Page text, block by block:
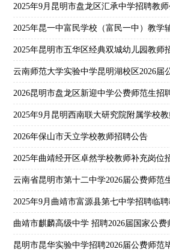
2025年9月昆明市盘龙区汇承中学招聘教
2025年昆一中富民学校（富民一中）教学
2025年昆明市五华区经典双城幼儿园教师
2026昆明市盘龙区新迎中学公费师范生招
2025年9月昆明西南联大研究院附属学校
2026年保山市天立学校教师招聘公告
2025年曲靖经开区卓然学校教师补充岗位
云南省昆明市第十二中学2026届公费师范
2025年9月曲靖市富源县第七中学招聘临
曲靖市麒麟高级中学 招聘2026届国家公
昆明市昆华实验中学招聘2026届公费师范